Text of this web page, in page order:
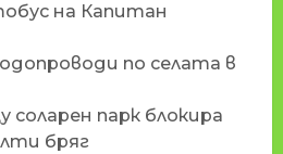
на Капитан
по селата в
парк блокира
бряг